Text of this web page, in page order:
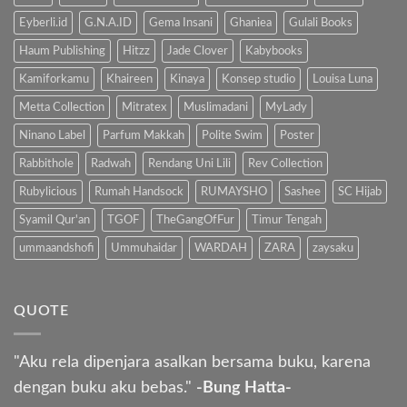
Eyberli.id G.N.A.ID Gema Insani Ghaniea Gulali Books
Haum Publishing Hitzz Jade Clover Kabybooks
Kamiforkamu Khaireen Kinaya Konsep studio Louisa Luna
Metta Collection Mitratex Muslimadani MyLady
Ninano Label Parfum Makkah Polite Swim Poster
Rabbithole Radwah Rendang Uni Lili Rev Collection
Rubylicious Rumah Handsock RUMAYSHO Sashee SC Hijab
Syamil Qur'an TGOF TheGangOfFur Timur Tengah
ummaandshofi Ummuhaidar WARDAH ZARA zaysaku
QUOTE
"Aku rela dipenjara asalkan bersama buku, karena
dengan buku aku bebas." -Bung Hatta-